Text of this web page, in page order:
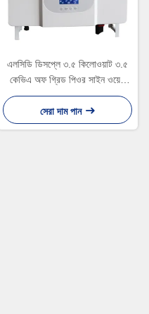
এলসিডি ডিসপ্লে ৩.৫ কিলোওয়াট ৩.৫
কেভিএ অফ গ্রিড পিওর সাইন ওয়েভ
সোলার এনার্জি সিস্টেম ৩৫০০ ওয়াট
পাওয়ার হাইব্রিড ইনভার্টার বাড়ির জন্য
সেরা দাম পান